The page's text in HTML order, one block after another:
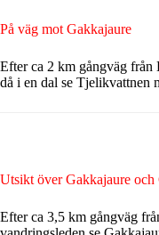
På väg mot Gakkajaure
Efter ca 2 km gångväg från
då i en dal se Tjelikvattnen
Utsikt över Gakkajaure
Efter ca 3,5 km gångväg